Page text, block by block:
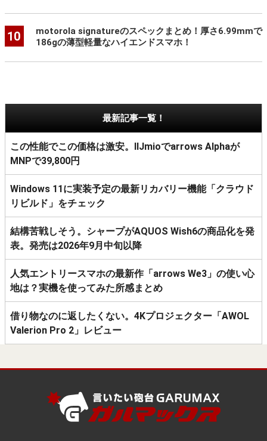
10
motorola signatureのスペックまとめ！厚さ6.99mmで
186gの薄型軽量なハイエンドスマホ！
最新記事一覧！
この性能でこの価格は激安。IIJmioでarrows Alphaが
MNPで39,800円
Windows 11に実装予定の最新リカバリー機能「クラウド
リビルド」をチェック
結構苦戦しそう。シャープがAQUOS Wish6の商品化を発
表。発売は2026年9月中旬以降
人気エントリースマホの最新作「arrows We3」の使い心
地は？実機を使ってみた所感まとめ
借り物なのに返したくない。4Kプロジェクター「AWOL
Valerion Pro 2」レビュー